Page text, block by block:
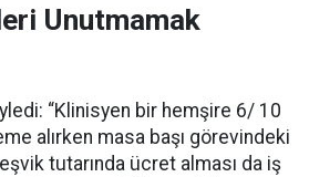
Unutmamak
“Klinisyen bir hemşire 6/ 10
alırken masa başı görevindeki
tutarında ücret alması da iş